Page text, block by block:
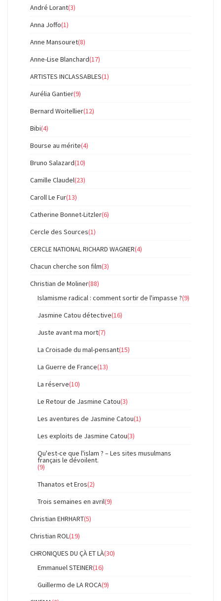
André Lorant(3)
Anna Joffo(1)
Anne Mansouret(8)
Anne-Lise Blanchard(17)
ARTISTES INCLASSABLES(1)
Aurélia Gantier(9)
Bernard Woitellier(12)
Bibi(4)
Bourse au mérite(4)
Bruno Salazard(10)
Camille Claudel(23)
Caroll Le Fur(13)
Catherine Bonnet-Litzler(6)
Cercle des Sources(1)
CERCLE NATIONAL RICHARD WAGNER(4)
Chacun cherche son film(3)
Christian de Moliner(88)
Islamisme radical : comment sortir de l'impasse ?(9)
Jasmine Catou détective(16)
Juste avant ma mort(7)
La Croisade du mal-pensant(15)
La Guerre de France(13)
La réserve(10)
Le Retour de Jasmine Catou(3)
Les aventures de Jasmine Catou(1)
Les exploits de Jasmine Catou(3)
Qu'est-ce que l'islam ? – Les sites musulmans
français le dévoilent.
(9)
Thanatos et Eros(2)
Trois semaines en avril(9)
Christian EHRHART(5)
Christian ROL(19)
CHRONIQUES DU ÇÀ ET LÀ(30)
Emmanuel STEINER(16)
Guillermo de LA ROCA(9)